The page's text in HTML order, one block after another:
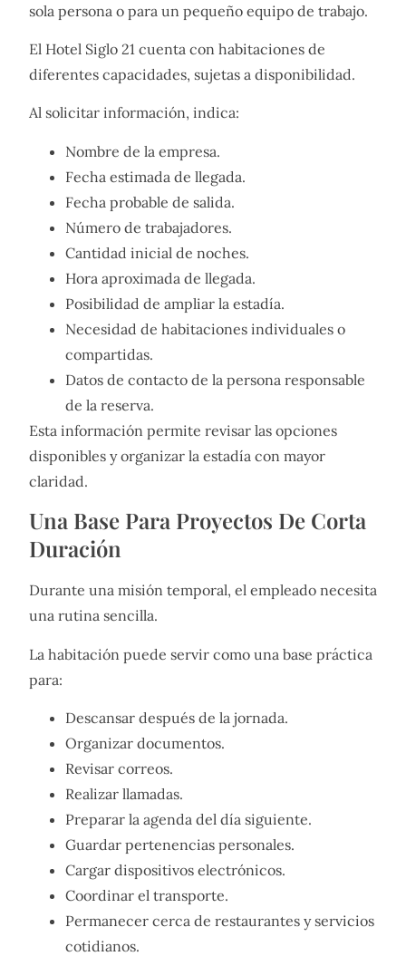
sola persona o para un pequeño equipo de trabajo.
El Hotel Siglo 21 cuenta con habitaciones de
diferentes capacidades, sujetas a disponibilidad.
Al solicitar información, indica:
Nombre de la empresa.
Fecha estimada de llegada.
Fecha probable de salida.
Número de trabajadores.
Cantidad inicial de noches.
Hora aproximada de llegada.
Posibilidad de ampliar la estadía.
Necesidad de habitaciones individuales o
compartidas.
Datos de contacto de la persona responsable
de la reserva.
Esta información permite revisar las opciones
disponibles y organizar la estadía con mayor
claridad.
Una Base Para Proyectos De Corta
Duración
Durante una misión temporal, el empleado necesita
una rutina sencilla.
La habitación puede servir como una base práctica
para:
Descansar después de la jornada.
Organizar documentos.
Revisar correos.
Realizar llamadas.
Preparar la agenda del día siguiente.
Guardar pertenencias personales.
Cargar dispositivos electrónicos.
Coordinar el transporte.
Permanecer cerca de restaurantes y servicios
cotidianos.